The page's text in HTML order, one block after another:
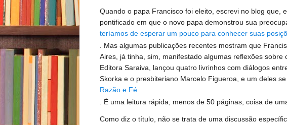
Quando o papa Francisco foi eleito, escrevi no blog que,
pontificado em que o novo papa demonstrou sua
teríamos de esperar um pouco para conhecer suas
. Mas algumas publicações recentes mostram que
Aires, já tinha, sim, manifestado algumas reflexões sobre
Editora Saraiva, lançou quatro livrinhos com diálogos
Skorka e o presbiteriano Marcelo Figueroa, e um deles
Razão e Fé
. É uma leitura rápida, menos de 50 páginas, coisa de
Como diz o título, não se trata de uma discussão